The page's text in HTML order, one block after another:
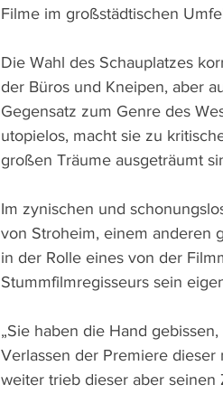
Filme im großstädtischen
Die Wahl des Schauplatzes
der Büros und Kneipen, aber
Gegensatz zum Genre des
utopielos, macht sie zu
großen Träume ausgeträumt
Im zynischen und
von Stroheim, einem anderen
in der Rolle eines von der
Stummfilmregisseurs sein
„Sie haben die Hand
Verlassen der Premiere
weiter trieb dieser aber seinen